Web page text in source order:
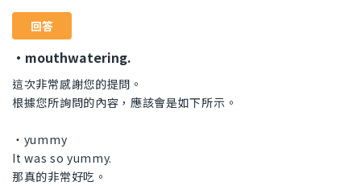
回答
・mouthwatering.
這次非常感謝您的提問。
根據您所詢問的內容，應該會是如下所示。
・yummy
It was so yummy.
那真的非常好吃。